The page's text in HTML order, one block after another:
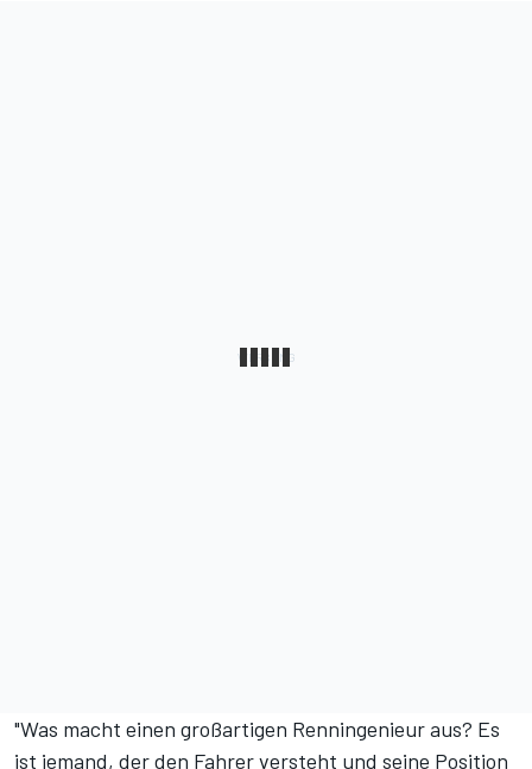
"Was macht einen großartigen Renningenieur aus? Es
ist jemand, der den Fahrer versteht und seine Position